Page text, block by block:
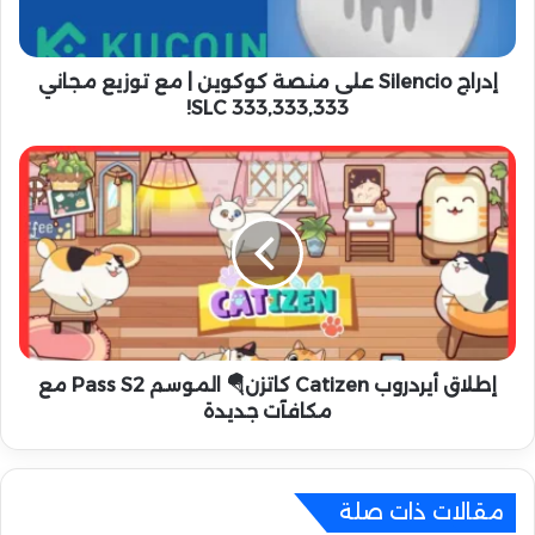
e
o
ع
ى
م
ص
ة
ك
إدراج Silencio على منصة كوكوين | مع توزيع مجاني
333,333,333 SLC!
إ
ط
ق
د
إطلاق أيردروب Catizen كاتزن🪂 الموسم Pass S2 مع
مكافآت جديدة
مقالات ذات صلة